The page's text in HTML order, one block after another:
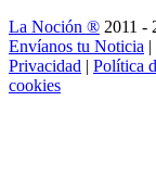
La Noción ® 2011 -
Envíanos tu Noticia |
Privacidad | Política
cookies